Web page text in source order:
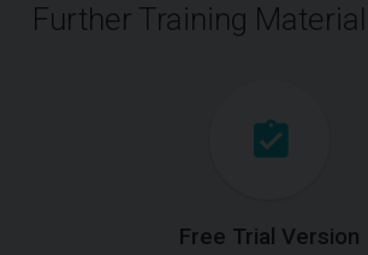
Further Training
Free Trial Version